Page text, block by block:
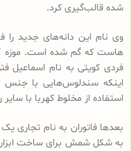
شده قالب‌گیری کرد.
وی نام این دانه‌های جدید را
هاست که گم شده است. موزه
فردی کویتی به نام اسماعیل
اینکه سندلوس‌هایی با جنس
استفاده از مخلوط کهربا با
بعدها فاتوران به نام تجاری
به شکل شمش برای ساخت